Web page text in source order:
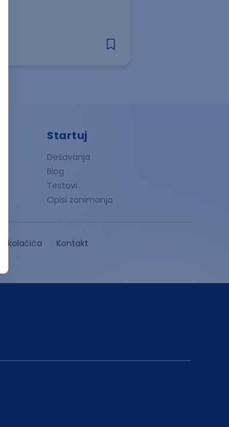
Startuj
Dešavanja
Blog
Testovi
Opisi zanimanja
kolačića Kontakt